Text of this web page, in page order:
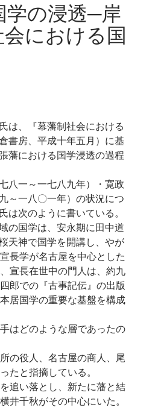
学の浸透─岸
における国
は、『幕藩制社会における
書房、平成十年五月）に基
藩における国学浸透の過程
八一～一七八九年）・寛政
～一八〇一年）の状況につ
は次のように書いている。
の国学は、安永期に田中道
天神で国学を開講し、やが
長学が名古屋を中心とした
宣長在世中の門人は、約九
郎での『古事記伝』の出版
居国学の重要な基盤を構成
はどのような層であったの
の役人、名古屋の商人、尾
たと指摘している。
追い落とし、新たに藩と結
井千秋がその中心にいた。